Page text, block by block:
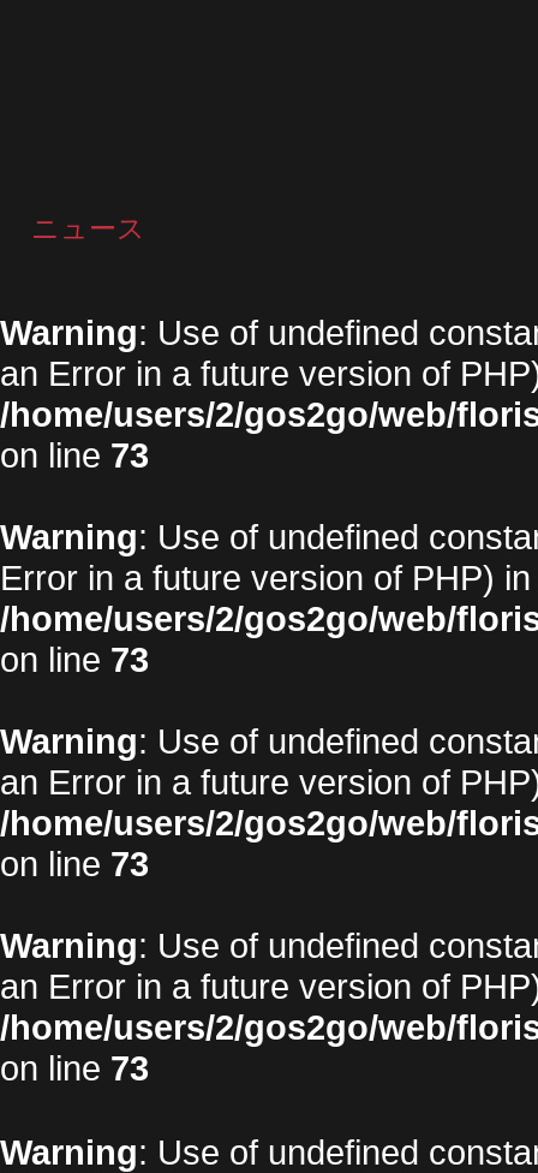
ニュース
Warning: Use of undefined
an Error in a future version of
/home/users/2/gos2go/web/
on line 73
Warning: Use of undefined
Error in a future version of PHP) in
/home/users/2/gos2go/web/
on line 73
Warning: Use of undefined
an Error in a future version of
/home/users/2/gos2go/web/
on line 73
Warning: Use of undefined
an Error in a future version of
/home/users/2/gos2go/web/
on line 73
Warning: Use of undefined